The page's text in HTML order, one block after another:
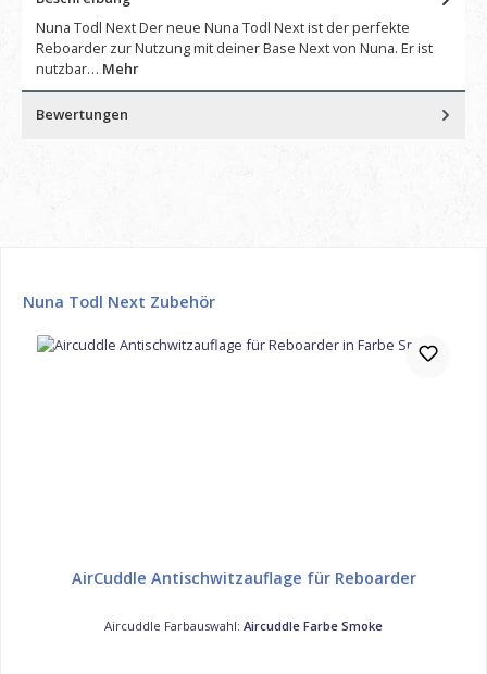
Nuna Todl Next Der neue Nuna Todl Next ist der perfekte
Reboarder zur Nutzung mit deiner Base Next von Nuna. Er ist
nutzbar… Mehr
Bewertungen
Produktgalerie überspringen
Nuna Todl Next Zubehör
AirCuddle Antischwitzauflage für Reboarder
Aircuddle Farbauswahl: Aircuddle Farbe Smoke